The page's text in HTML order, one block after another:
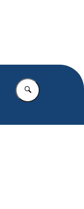
Vul in wat u